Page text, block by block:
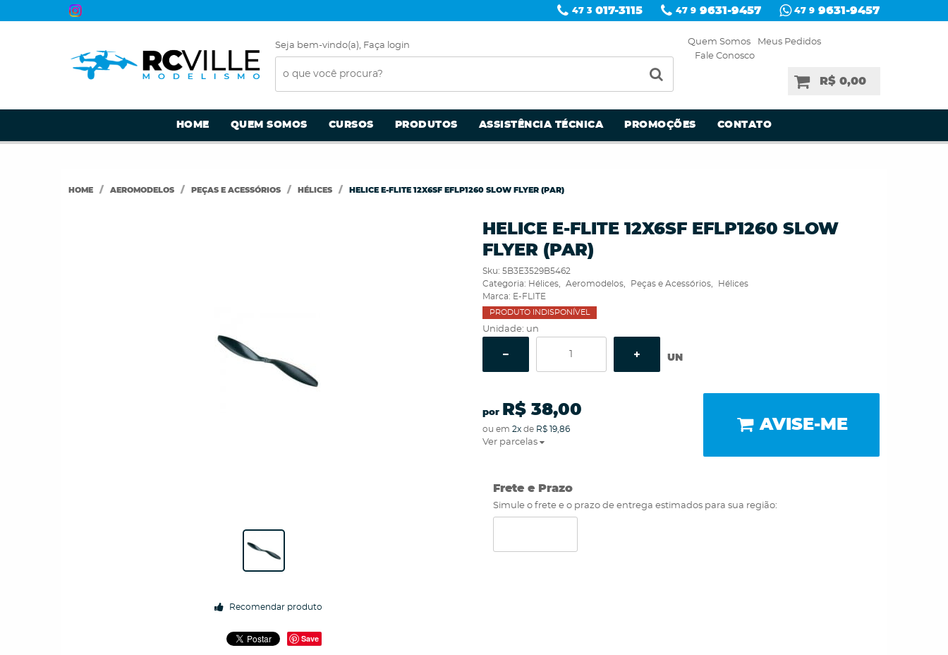
47 3 017-3115 47 9 9631-9457 47 9 9631-9457
Seja bem-vindo(a), Faça login Quem Somos
Meus Pedidos
Fale Conosco
R$ 0,00
HOME QUEM SOMOS CURSOS PRODUTOS ASSISTÊNCIA TÉCNICA PROMOÇÕES CONTATO
HOME AEROMODELOS PEÇAS E ACESSÓRIOS HÉLICES HELICE E-FLITE 12X6SF EFLP1260 SLOW FLYER (PAR)
Recomendar produto
Save
HELICE E-FLITE 12X6SF EFLP1260 SLOW
FLYER (PAR)
Sku: 5B3E3529B5462
Categoria: Hélices Aeromodelos Peças e Acessórios
Hélices
Marca: E-FLITE
PRODUTO INDISPONÍVEL
Unidade: un
UN
por R$ 38,00
ou em 2xde R$ 19,86
Ver parcelas
AVISE-ME
Frete e Prazo
Simule o frete e o prazo de entrega estimados para sua região: